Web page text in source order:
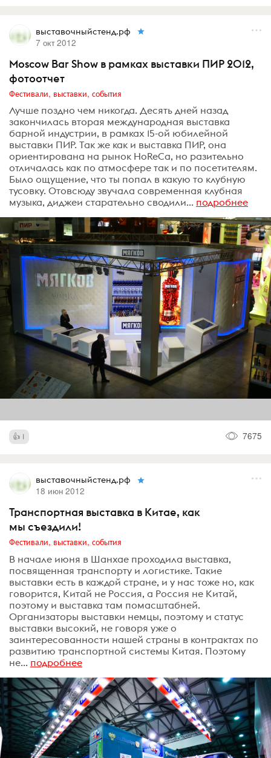
выставочныйстенд.рф
7 окт 2012
Moscow Bar Show в рамках выставки ПИР 2012,
фотоотчет
Фестивали, выставки, события
Лучше поздно чем никогда. Десять дней назад
закончилась вторая международная выставка
барной индустрии, в рамках 15-ой юбилейной
выставки ПИР. Так же как и выставка ПИР, она
ориентирована на рынок HoReCa, но разительно
отличалась как по атмосфере так и по посетителям.
Было ощущение, что ты попал в какую то клубную
тусовку. Отовсюду звучала современная клубная
музыка, диджеи старательно сводили... подробнее
1 7675
выставочныйстенд.рф
18 июн 2012
Транспортная выставка в Китае, как
мы съездили!
Фестивали, выставки, события
В начале июня в Шанхае проходила выставка,
посвященная транспорту и логистике. Такие
выставки есть в каждой стране, и у нас тоже но, как
говорится, Китай не Россия, а Россия не Китай,
поэтому и выставка там помасштабней.
Организаторы выставки немцы, поэтому и статус
выставки высокий, не говоря уже о
заинтересованности нашей страны в контрактах по
развитию транспортной системы Китая. Поэтому
не... подробнее